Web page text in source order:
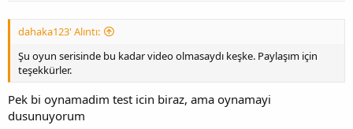
dahaka123' Alıntı:
Şu oyun serisinde bu kadar video olmasaydı keşke. Paylaşım için
teşekkürler.
Pek bi oynamadim test icin biraz, ama oynamayi
dusunuyorum